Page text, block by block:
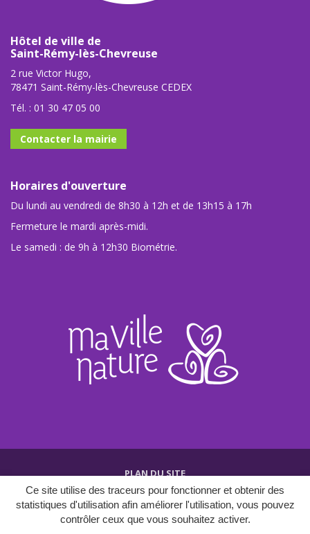
Ce site utilise des traceurs pour fonctionner et obtenir des
statistiques d'utilisation afin améliorer l'utilisation, vous pouvez
contrôler ceux que vous souhaitez activer.
Hôtel de ville de
Saint-Rémy-lès-Chevreuse
2 rue Victor Hugo,
78471 Saint-Rémy-lès-Chevreuse CEDEX
Tél. : 01 30 47 05 00
Contacter la mairie
Horaires d'ouverture
Du lundi au vendredi de 8h30 à 12h et de 13h15 à 17h
Fermeture le mardi après-midi.
Le samedi : de 9h à 12h30 Biométrie.
PLAN DU SITE
CRÉDITS ET MENTIONS
POLITIQUE DE CONFIDENTIALITÉ